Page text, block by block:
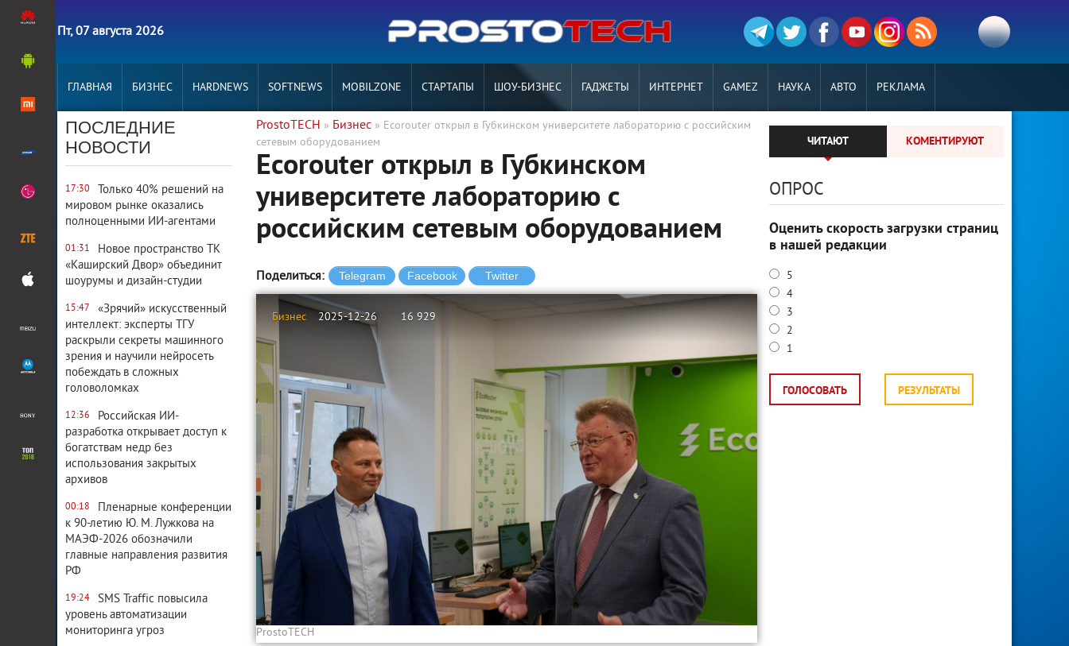
Пт, 07 августа 2026
ГЛАВНАЯ БИЗНЕС HARDNEWS SOFTNEWS MOBILZONE СТАРТАПЫ ШОУ-БИЗНЕС ГАДЖЕТЫ ИНТЕРНЕТ GAMEZ НАУКА АВТО РЕКЛАМА
ПОСЛЕДНИЕ
НОВОСТИ
17:30
Только 40% решений на
мировом рынке оказались
полноценными ИИ-агентами
01:31
Новое пространство ТК
«Каширский Двор» объединит
шоурумы и дизайн-студии
15:47
«Зрячий» искусственный
интеллект: эксперты ТГУ
раскрыли секреты машинного
зрения и научили нейросеть
побеждать в сложных
головоломках
12:36
Российская ИИ-
разработка открывает доступ к
богатствам недр без
использования закрытых
архивов
00:18
Пленарные конференции
к 90-летию Ю. М. Лужкова на
МАЭФ-2026 обозначили
главные направления развития
РФ
19:24
SMS Traffic повысила
уровень автоматизации
мониторинга угроз
ProstoTECH » Бизнес » Ecorouter открыл в Губкинском университете лабораторию с российским
сетевым оборудованием
Ecorouter открыл в Губкинском
университете лабораторию с
российским сетевым оборудованием
Поделиться:
Бизнес 2025-12-26 16 929
ProstoTECH
ЧИТАЮТ КОМЕНТИРУЮТ
ОПРОС
Оценить скорость загрузки страниц
в нашей редакции
5
4
3
2
1
ГОЛОСОВАТЬ РЕЗУЛЬТАТЫ